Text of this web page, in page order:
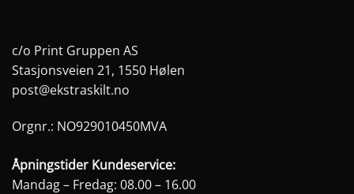
kan
velges
på
c/o Print Gruppen AS
Stasjonsveien 21, 1550 Hølen
post@ekstraskilt.no
Orgnr.: NO929010450MVA
Åpningstider Kundeservice:
Mandag – Fredag: 08.00 – 16.00